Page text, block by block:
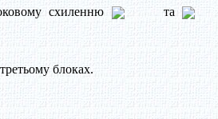
схиленню та
блоках.